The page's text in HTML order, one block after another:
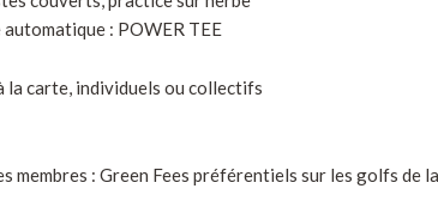
: POWER TEE
la carte, individuels ou collectifs
membres : Green Fees préférentiels sur les golfs de